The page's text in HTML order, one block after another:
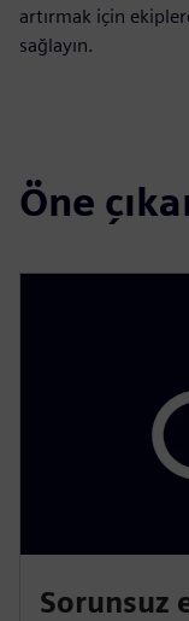
artırmak için
sağlayın.
Öne
Sorunsuz